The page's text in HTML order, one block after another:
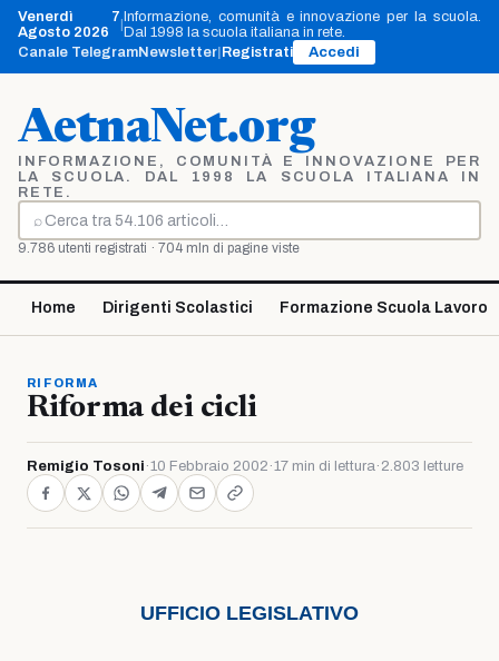
Vai
contenuto
Venerdì 7
Agosto 2026
Informazione, comunità e innovazione per la scuola.
Dal 1998 la scuola italiana in rete.
Canale TelegramNewsletter Registrati Accedi
AetnaNet.org
INFORMAZIONE, COMUNITÀ E INNOVAZIONE PER
LA SCUOLA. DAL 1998 LA SCUOLA ITALIANA IN
RETE.
⌕
Cerca
9.786 utenti registrati · 704 mln di pagine viste
Home Dirigenti Scolastici Formazione Scuola Lavoro
RIFORMA
Riforma dei cicli
Remigio Tosoni ·10 Febbraio 2002 ·17 min di lettura· 2.803 letture
UFFICIO LEGISLATIVO